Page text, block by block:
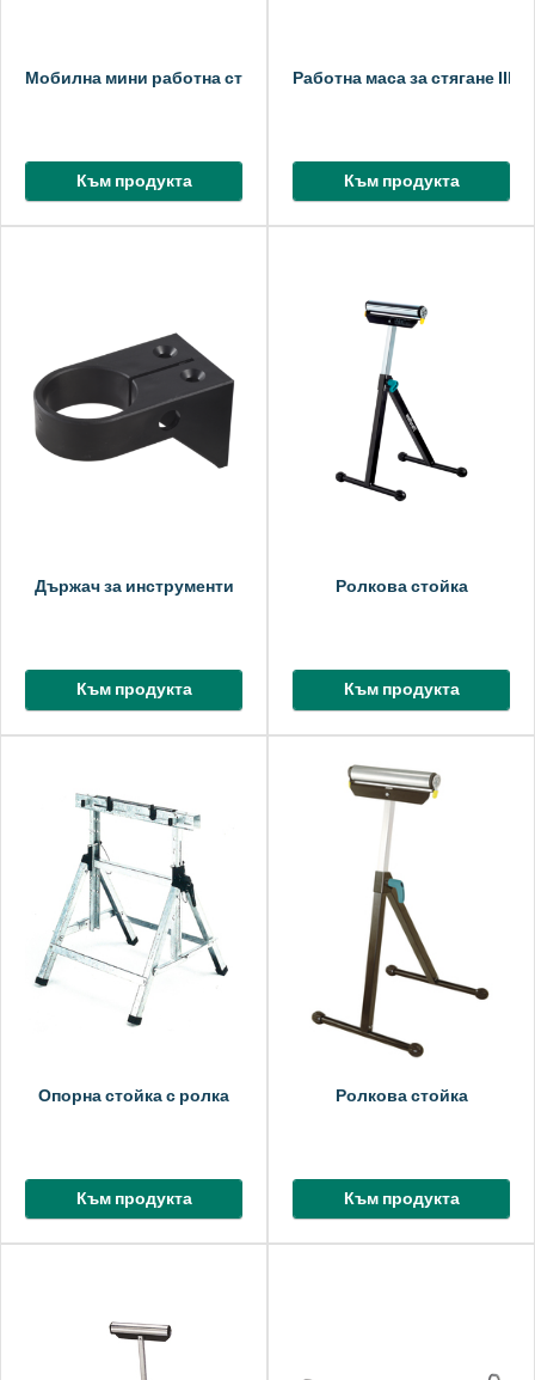
Мобилна мини работна станция MASTER compact в. 1
Към продукта
Работна маса за стягане III
Към продукта
Държач за инструменти
Към продукта
Ролкова стойка
Към продукта
Опорна стойка с ролка
Към продукта
Ролкова стойка
Към продукта